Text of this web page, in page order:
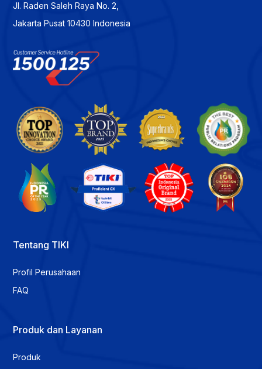
Jl. Raden Saleh Raya No. 2,
Jakarta Pusat 10430 Indonesia
Tentang TIKI
Profil Perusahaan
FAQ
Produk dan Layanan
Produk